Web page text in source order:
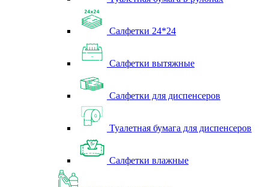
Салфетки 24*24
Салфетки вытяжные
Салфетки для диспенсеров
Туалетная бумага для диспенсеров
Салфетки влажные